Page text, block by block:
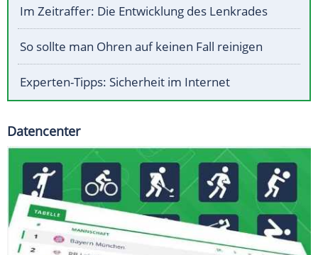
Im Zeitraffer: Die Entwicklung des Lenkrades
So sollte man Ohren auf keinen Fall reinigen
Experten-Tipps: Sicherheit im Internet
Datencenter